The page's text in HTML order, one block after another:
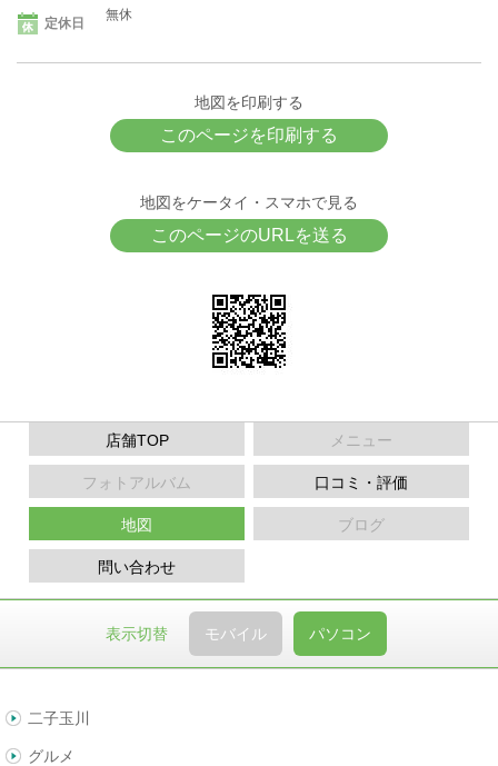
定休日
無休
地図を印刷する
このページを印刷する
地図をケータイ・スマホで見る
このページのURLを送る
店舗TOP メニュー
フォトアルバム 口コミ・評価
地図 ブログ
問い合わせ
表示切替 モバイル パソコン
二子玉川
グルメ